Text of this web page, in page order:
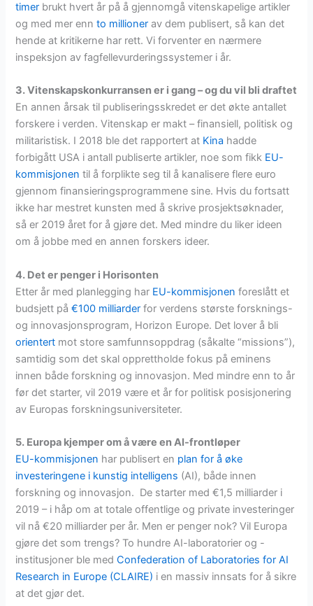
timer brukt hvert år på å gjennomgå vitenskapelige artikler
og med mer ennto millioner av dem publisert, så kan det
hende at kritikerne har rett. Vi forventer en nærmere
inspeksjon av fagfellevurderingssystemer i år.
3. Vitenskapskonkurransen er i gang – og du vil bli draftet
En annen årsak til publiseringsskredet er det økte antallet
forskere i verden. Vitenskap er makt – finansiell, politisk og
militaristisk. I 2018 ble det rapportert at Kina hadde
forbigått USA i antall publiserte artikler, noe som fikk EU-
kommisjonen til å forplikte seg til å kanalisere flere euro
gjennom finansieringsprogrammene sine. Hvis du fortsatt
ikke har mestret kunsten med å skrive prosjektsøknader,
så er 2019 året for å gjøre det. Med mindre du liker ideen
om å jobbe med en annen forskers ideer.
4. Det er penger i Horisonten
Etter år med planlegging har EU-kommisjonen foreslått et
budsjett på€100 milliarder for verdens største forsknings-
og innovasjonsprogram, Horizon Europe. Det lover å bli
orientert mot store samfunnsoppdrag (såkalte “missions”),
samtidig som det skal opprettholde fokus på eminens
innen både forskning og innovasjon. Med mindre enn to år
før det starter, vil 2019 være et år for politisk posisjonering
av Europas forskningsuniversiteter.
5. Europa kjemper om å være en AI-frontløper
EU-kommisjonen har publisert en plan for å øke
investeringene i kunstig intelligens (AI), både innen
forskning og innovasjon. De starter med €1,5 milliarder i
2019 – i håp om at totale offentlige og private investeringer
vil nå €20 milliarder per år. Men er penger nok? Vil Europa
gjøre det som trengs? To hundre AI-laboratorier og -
institusjoner ble medConfederation of Laboratories for AI
Research in Europe (CLAIRE) i en massiv innsats for å sikre
at det gjør det.